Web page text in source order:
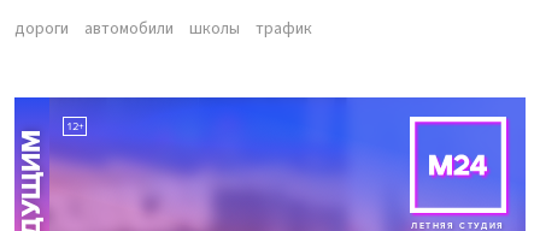
дороги автомобили школы трафик